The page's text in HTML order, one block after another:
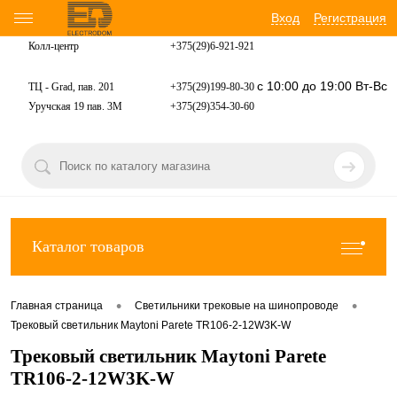
Вход Регистрация
Колл-центр +375(29)6-921-921
ТЦ - Grad, пав. 201 +375(29)199-80-30 с 10:00 до 19:00 Вт-Вс
Уручская 19 пав. 3М +375(29)354-30-60
Каталог товаров
Главная страница • Светильники трековые на шинопроводе •
Трековый светильник Maytoni Parete TR106-2-12W3K-W
Трековый светильник Maytoni Parete
TR106-2-12W3K-W